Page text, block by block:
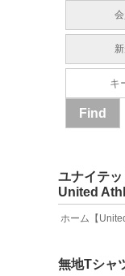
ユナイテ
United
ホーム【
無地Tシャ